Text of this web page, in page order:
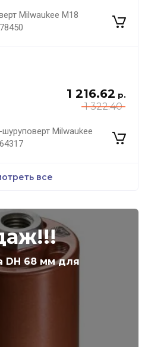
Milwaukee M18
1 322.40
1 216.62 р.
Milwaukee
все
DH 68 мм для